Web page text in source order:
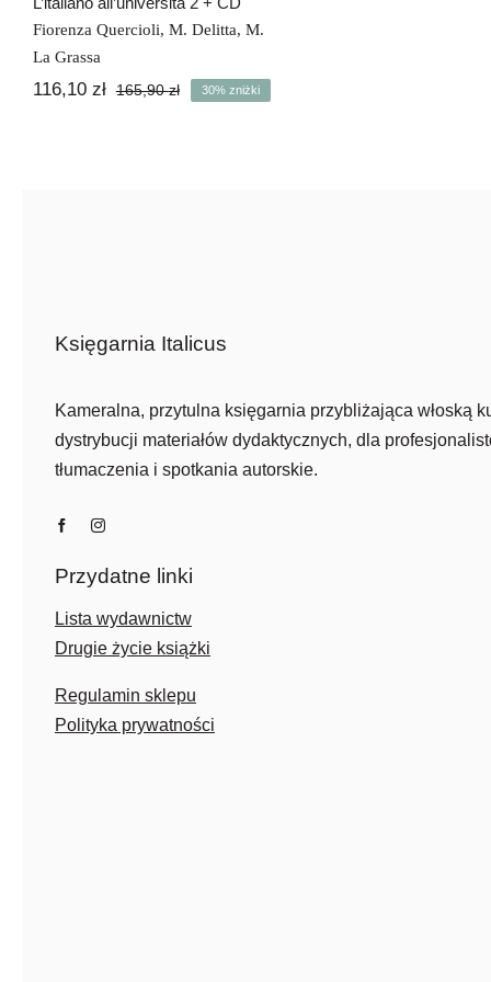
Fiorenza Quercioli, M. Delitta, M.
La Grassa
165,90złPierwotna
116,10 zł
Aktualna
30% zniżki
Księgarnia Italicus
Kameralna, przytulna księgarnia przybliżająca włoską
dystrybucji materiałów dydaktycznych, dla
tłumaczenia i spotkania autorskie.
Przydatne linki
Lista wydawnictw
Drugie życie książki
Regulamin sklepu
Polityka prywatności